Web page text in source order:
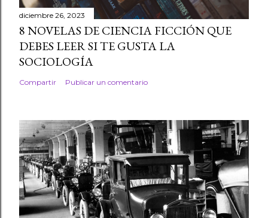
diciembre 26, 2023
8 NOVELAS DE CIENCIA FICCIÓN QUE
DEBES LEER SI TE GUSTA LA
SOCIOLOGÍA
Compartir Publicar un comentario